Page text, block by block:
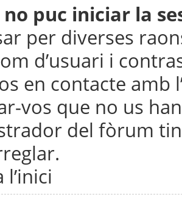
puc iniciar la
per diverses
d’usuari i
en contacte
vos que no us
del fòrum